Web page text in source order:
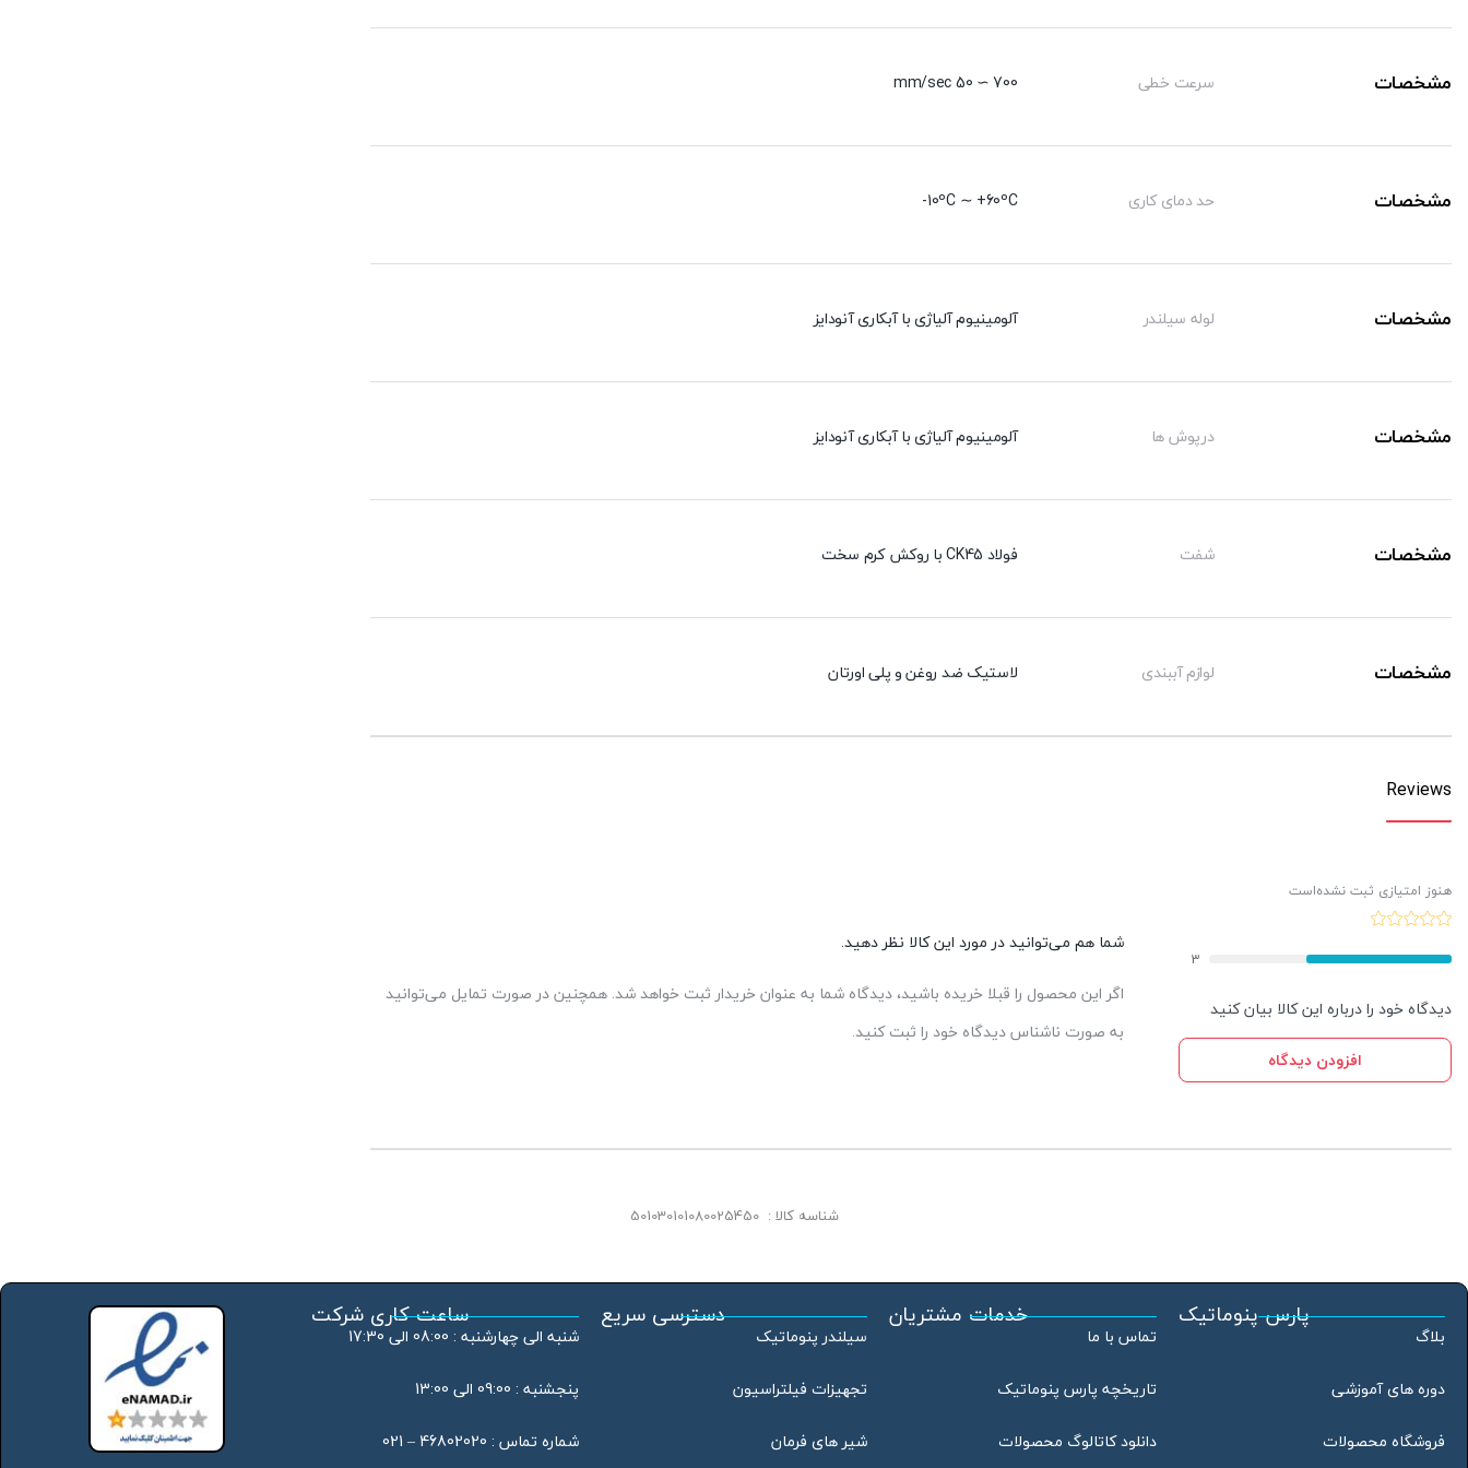
مشخصات سرعت خطی 700 ∼ 50 mm/sec
مشخصات حد دمای کاری 10ºC ∼ +60ºC-
مشخصات لوله سیلندر آلومینیوم آلیاژی با آبکاری آنودایز
مشخصات درپوش ها آلومینیوم آلیاژی با آبکاری آنودایز
مشخصات شفت فولاد CK45 با روکش کرم سخت
مشخصات لوازم آببندی لاستیک ضد روغن و پلی اورتان
Reviews
هنوز امتیازی ثبت نشده‌است
3
دیدگاه خود را درباره این کالا بیان کنید
افزودن دیدگاه
شما هم می‌توانید در مورد این کالا نظر دهید.
اگر این محصول را قبلا خریده باشید، دیدگاه شما به عنوان خریدار ثبت خواهد شد. همچنین در صورت تمایل می‌توانید
به صورت ناشناس دیدگاه خود را ثبت کنید.
شناسه کالا : 501030101080025450
پارس پنوماتیک
بلاگ
دوره های آموزشی
فروشگاه محصولات
خدمات مشتریان
تماس با ما
تاریخچه پارس پنوماتیک
دانلود کاتالوگ محصولات
دسترسی سریع
سیلندر پنوماتیک
تجهیزات فیلتراسیون
شیر های فرمان
ساعت کاری شرکت
شنبه الی چهارشنبه : 08:00 الی 17:30
پنجشنبه : 09:00 الی 13:00
شماره تماس : 46802020 – 021